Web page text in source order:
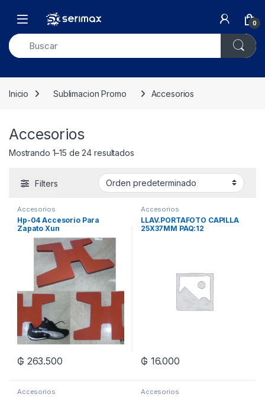
Open 0
Inicio Sublimacion Promo Accesorios
Accesorios
Mostrando 1–15 de 24 resultados
Filters
Accesorios
Hp-04 Accesorio Para
Zapato Xun
₲ 263.500
Accesorios
LLAV.PORTAFOTO CAPILLA
25X37MM PAQ:12
₲ 16.000
Accesorios Accesorios